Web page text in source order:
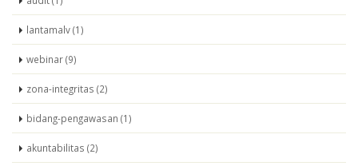
lantamalv (1)
webinar (9)
zona-integritas (2)
bidang-pengawasan (1)
akuntabilitas (2)